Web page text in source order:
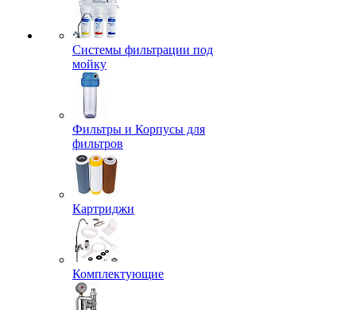
Системы фильтрации под
мойку
Фильтры и Корпусы для
фильтров
Картриджи
Комплектующие